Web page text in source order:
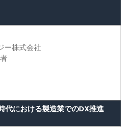
ー株式会社
代における製造業でのDX推進